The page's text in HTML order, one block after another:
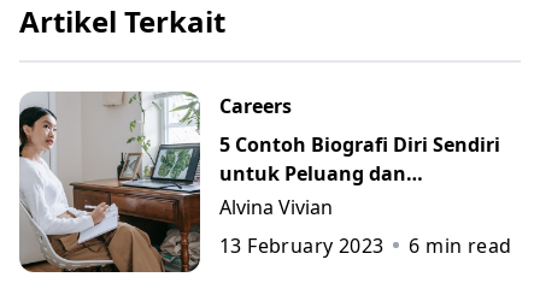
Artikel Terkait
Careers
5 Contoh Biografi Diri Sendiri
untuk Peluang dan
Perkembangan Karier
Alvina Vivian
13 February 2023
6 min read